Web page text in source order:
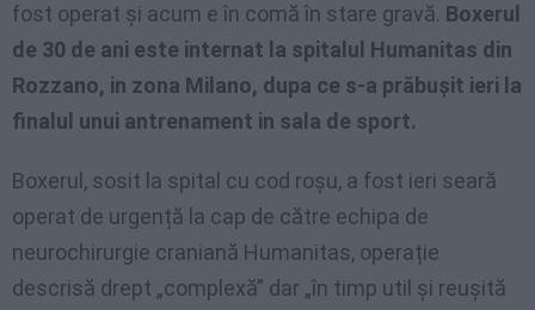
fost operat și acum e în comă în stare gravă. Boxerul
de 30 de ani este internat la spitalul Humanitas din
Rozzano, in zona Milano, dupa ce s-a prăbușit ieri la
finalul unui antrenament in sala de sport.
Boxerul, sosit la spital cu cod roșu, a fost ieri seară
operat de urgență la cap de către echipa de
neurochirurgie craniană Humanitas, operație
descrisă drept „complexă” dar „în timp util și reușită